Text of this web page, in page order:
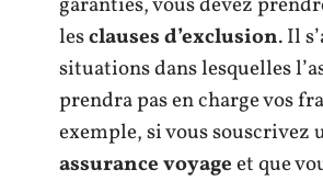
lesclauses d’exclusion. Il
situations dans lesquelles
prendra pas en charge vos
exemple, si vous souscrivez
assurance voyageet que